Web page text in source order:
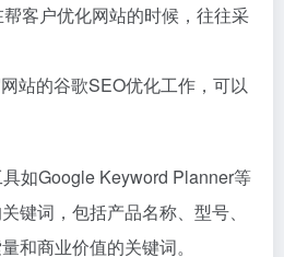
帮客户优化网站的时候，往往采
站的谷歌SEO优化工作，可以
如Google Keyword Planner等
键词，包括产品名称、型号、
和商业价值的关键词。